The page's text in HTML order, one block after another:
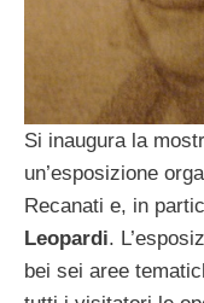
Si inaugura la
un’esposizione
Recanati e, in
Leopardi.
bei sei aree